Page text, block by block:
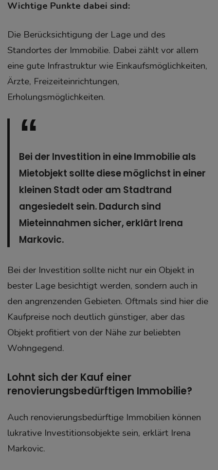
Wichtige Punkte dabei sind:
Die Berücksichtigung der Lage und des
Standortes der Immobilie. Dabei zählt vor allem
eine gute Infrastruktur wie Einkaufsmöglichkeiten,
Ärzte, Freizeiteinrichtungen,
Erholungsmöglichkeiten.
Bei der Investition in eine Immobilie als
Mietobjekt sollte diese möglichst in einer
kleinen Stadt oder am Stadtrand
angesiedelt sein. Dadurch sind
Mieteinnahmen sicher, erklärt Irena
Markovic.
Bei der Investition sollte nicht nur ein Objekt in
bester Lage besichtigt werden, sondern auch in
den angrenzenden Gebieten. Oftmals sind hier die
Kaufpreise noch deutlich günstiger, aber das
Objekt profitiert von der Nähe zur beliebten
Wohngegend.
Lohnt sich der Kauf einer
renovierungsbedürftigen Immobilie?
Auch renovierungsbedürftige Immobilien können
lukrative Investitionsobjekte sein, erklärt Irena
Markovic.